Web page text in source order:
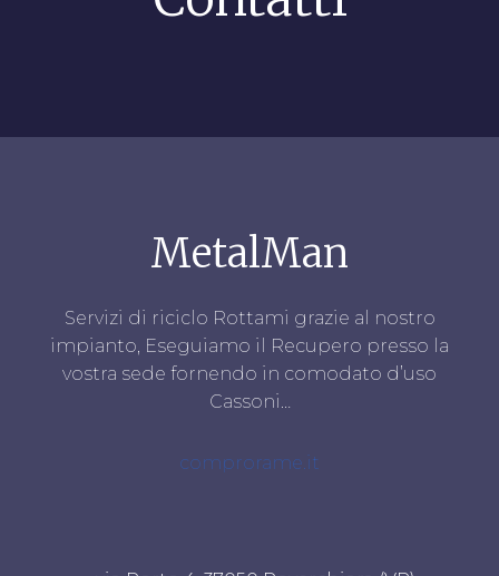
MetalMan
Servizi di riciclo Rottami grazie al nostro
impianto, Eseguiamo il Recupero presso la
vostra sede fornendo in comodato d’uso
Cassoni…
comprorame.it